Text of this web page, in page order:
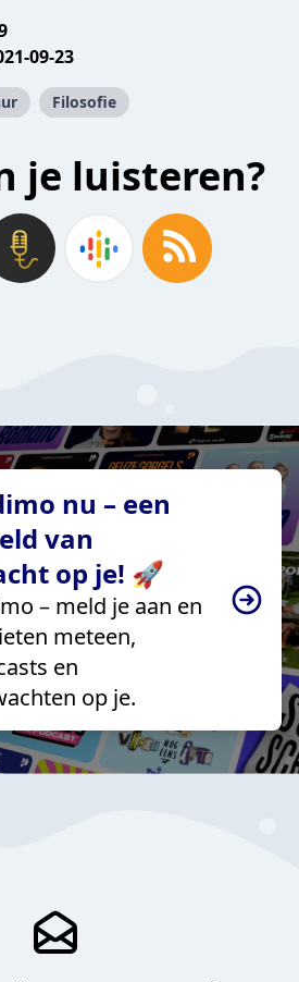
09-23
Filosofie
je luisteren?
nu – een
van
op je! 🚀
– meld je aan en
meteen,
en
op je.